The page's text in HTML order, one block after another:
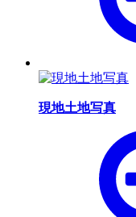
現地土地写真